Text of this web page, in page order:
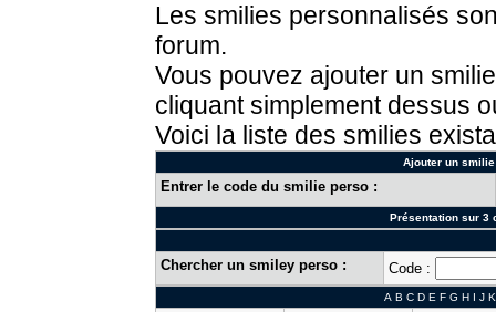
Les smilies personnalisés
forum.
Vous pouvez ajouter un
cliquant simplement dessus
Voici la liste des smilies
Ajouter un
Entrer le code du smilie perso :
Présentation sur 3
Chercher un smiley perso : Code :
A B C D E F G H I J K